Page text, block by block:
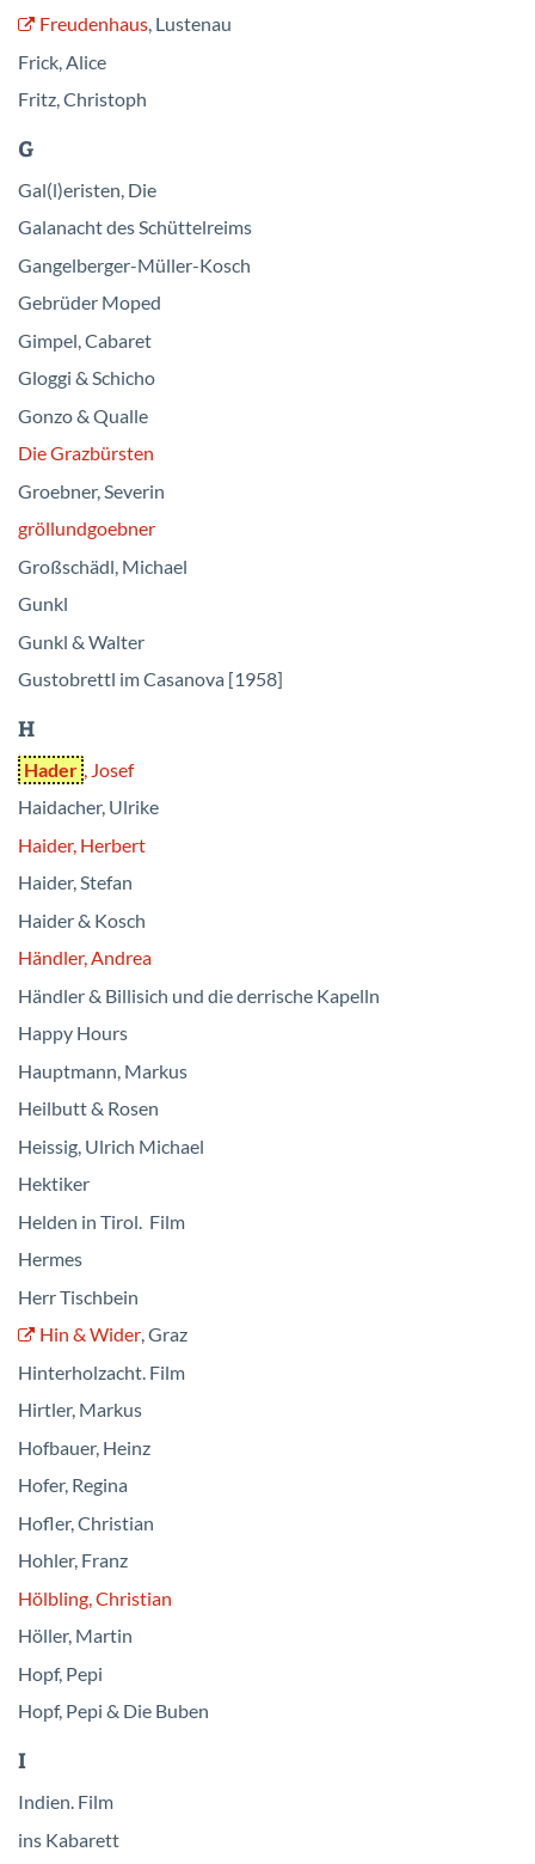
Freudenhaus, Lustenau
Frick, Alice
Fritz, Christoph
G
Gal(l)eristen, Die
Galanacht des Schüttelreims
Gangelberger-Müller-Kosch
Gebrüder Moped
Gimpel, Cabaret
Gloggi & Schicho
Gonzo & Qualle
Die Grazbürsten
Groebner, Severin
gröllundgoebner
Großschädl, Michael
Gunkl
Gunkl & Walter
Gustobrettl im Casanova [1958]
H
Hader , Josef
Haidacher, Ulrike
Haider, Herbert
Haider, Stefan
Haider & Kosch
Händler, Andrea
Händler & Billisich und die derrische Kapelln
Happy Hours
Hauptmann, Markus
Heilbutt & Rosen
Heissig, Ulrich Michael
Hektiker
Helden in Tirol. Film
Hermes
Herr Tischbein
Hin & Wider, Graz
Hinterholzacht. Film
Hirtler, Markus
Hofbauer, Heinz
Hofer, Regina
Hofler, Christian
Hohler, Franz
Hölbling, Christian
Höller, Martin
Hopf, Pepi
Hopf, Pepi & Die Buben
I
Indien. Film
ins Kabarett